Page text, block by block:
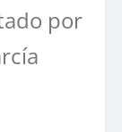
por